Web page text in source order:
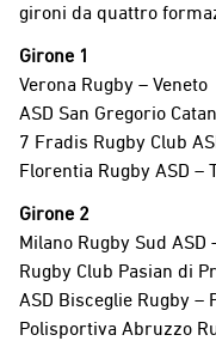
gironi da quattro
Girone 1
Verona Rugby – Veneto
ASD San Gregorio
7 Fradis Rugby Club
Florentia Rugby ASD –
Girone 2
Milano Rugby Sud ASD
Rugby Club Pasian di
ASD Bisceglie Rugby –
Polisportiva Abruzzo